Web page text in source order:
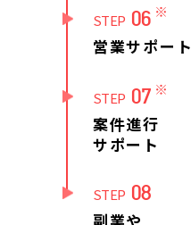
STEP 06 ※
営業サポート
STEP 07 ※
案件進行
サポート
STEP 08
副業や